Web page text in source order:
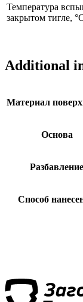
Температура
закрытом тигле,
Additional
Материал
Основа
Разбавление
Способ